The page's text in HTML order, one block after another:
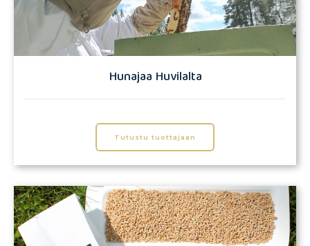
Hunajaa Huvilalta
Tutustu tuottajaan